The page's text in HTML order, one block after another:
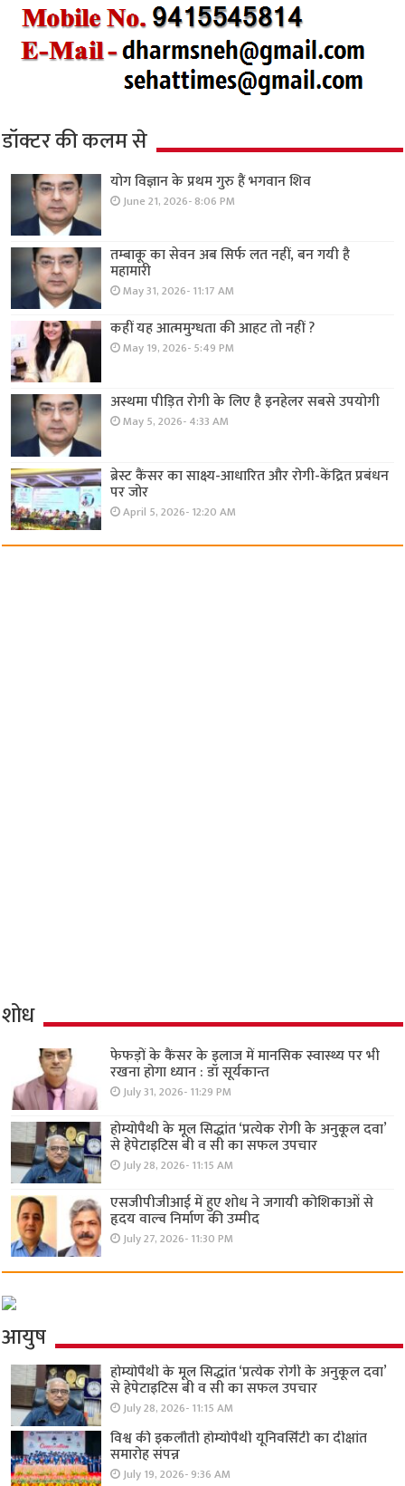
डॉक्टर की कलम से
योग विज्ञान के प्रथम गुरु हैं भगवान शिव
June 21, 2026- 8:06 PM
तम्बाकू का सेवन अब सिर्फ लत नहीं, बन गयी है
महामारी
May 31, 2026- 11:17 AM
कहीं यह आत्ममुग्धता की आहट तो नहीं ?
May 19, 2026- 5:49 PM
अस्थमा पीड़ित रोगी के लिए है इनहेलर सबसे उपयोगी
May 5, 2026- 4:33 AM
ब्रेस्ट कैंसर का साक्ष्य-आधारित और रोगी-केंद्रित प्रबंधन
पर जोर
April 5, 2026- 12:20 AM
शोध
फेफड़ों के कैंसर के इलाज में मानसिक स्वास्थ्य पर भी
रखना होगा ध्यान : डॉ सूर्यकान्त
July 31, 2026- 11:29 PM
होम्योपैथी के मूल सिद्धांत ‘प्रत्येक रोगी केे अनुकूल दवा’
से हेपेटाइटिस बी व सी का सफल उपचार
July 28, 2026- 11:15 AM
एसजीपीजीआई में हुए शोध ने जगायी कोशिकाओं से
हृदय वाल्व निर्माण की उम्मीद
July 27, 2026- 11:30 PM
आयुष
होम्योपैथी के मूल सिद्धांत ‘प्रत्येक रोगी केे अनुकूल दवा’
से हेपेटाइटिस बी व सी का सफल उपचार
July 28, 2026- 11:15 AM
विश्व की इकलौती होम्योपैथी यूनिवर्सिटी का दीक्षांत
समारोह संपन्न
July 19, 2026- 9:36 AM